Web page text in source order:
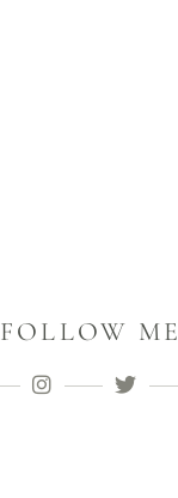
FOLLOW ME